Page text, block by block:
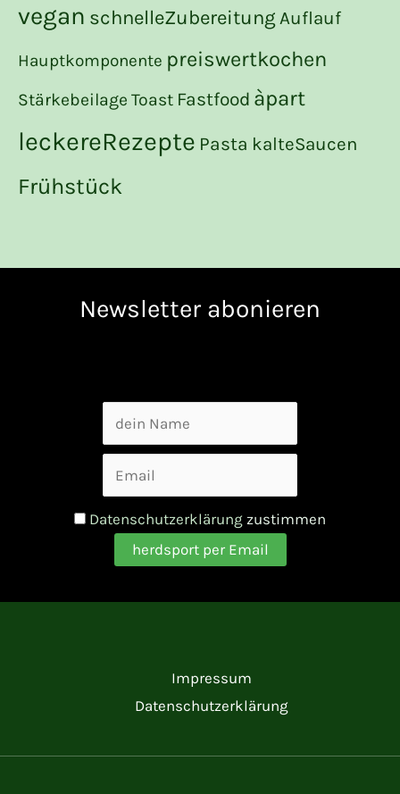
vegan schnelleZubereitung Auflauf
Hauptkomponente preiswertkochen
Stärkebeilage Toast Fastfood àpart
leckereRezepte Pasta kalteSaucen
Frühstück
Newsletter abonieren
Datenschutzerklärung zustimmen
Impressum
Datenschutzerklärung